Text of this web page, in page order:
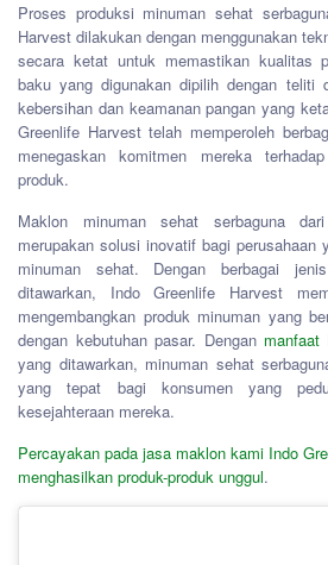
Proses produksi minuman sehat
Harvest dilakukan dengan menggunakan
secara ketat untuk memastikan kualitas
baku yang digunakan dipilih dengan teliti
kebersihan dan keamanan pangan yang
Greenlife Harvest telah memperoleh
menegaskan komitmen mereka
produk.
Maklon minuman sehat serbaguna
merupakan solusi inovatif bagi perusahaan
minuman sehat. Dengan berbagai
ditawarkan, Indo Greenlife Harvest
mengembangkan produk minuman yang
dengan kebutuhan pasar. Dengan manfaat
yang ditawarkan, minuman sehat
yang tepat bagi konsumen yang
kesejahteraan mereka.
Percayakan pada jasa maklon kami Indo
menghasilkan produk-produk unggul.